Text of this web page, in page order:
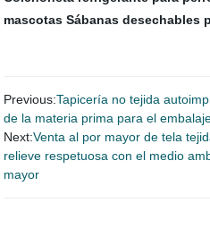
mascotas Sábanas desechables
Previous:Tapicería no tejida
de la materia prima para el
Next:Venta al por mayor de tela
relieve respetuosa con el medio
mayor